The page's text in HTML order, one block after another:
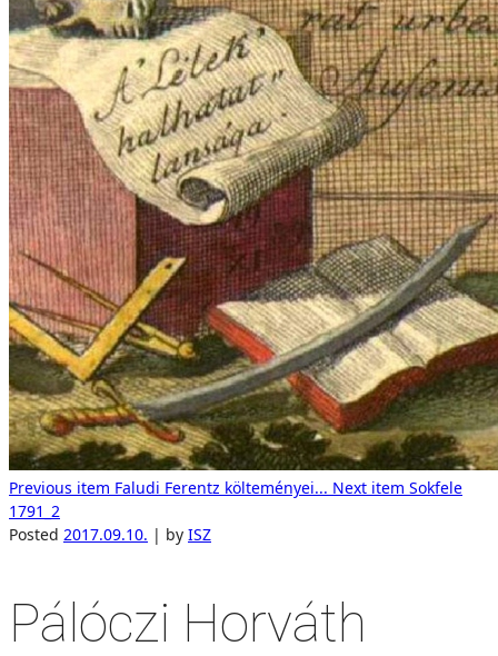
Previous item Faludi Ferentz költeményei... Next item Sokfele
1791_2
Posted 2017.09.10. | by ISZ
Pálóczi Horváth